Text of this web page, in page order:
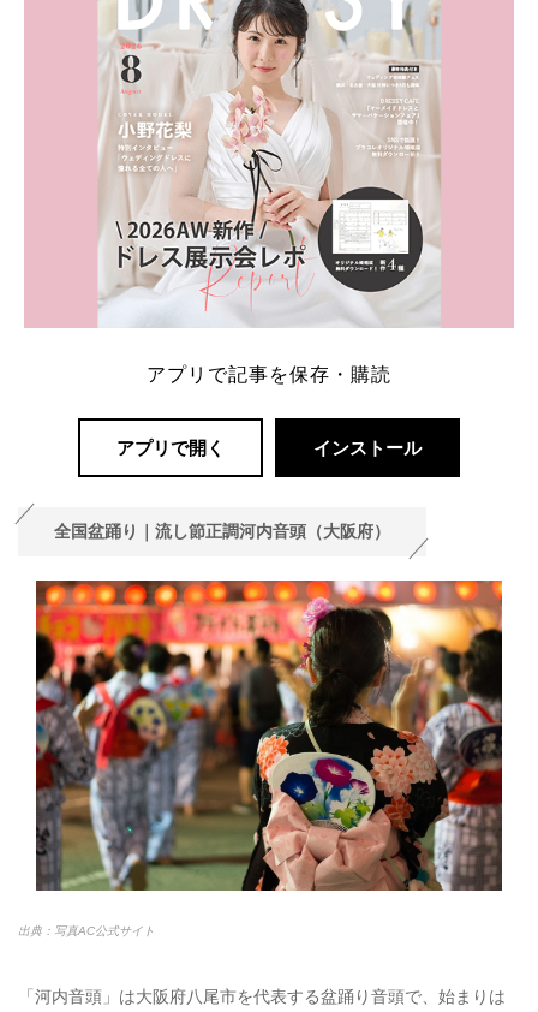
ング診断」か、体験型 […]
続きを読む
アプリで記事を保存・購読
アプリで開く インストール
全国盆踊り｜流し節正調河内音頭（大阪府）
出典：写真AC公式サイト
「河内音頭」は大阪府八尾市を代表する盆踊り音頭で、始まりは